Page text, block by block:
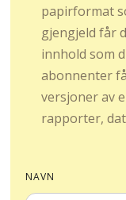
papirformat
gjengjeld får
innhold som
abonnenter
versjoner av
rapporter,
NAVN